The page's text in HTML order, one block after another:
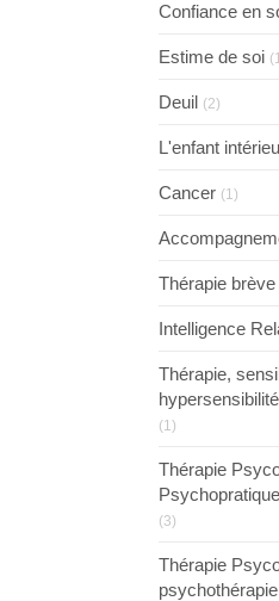
Confiance en
Estime de soi
Deuil (2)
L'enfant
Cancer (1)
Thérapie brève
Intelligence
Thérapie,
hypersensibilité
(1)
Thérapie
Psychopratique
(3)
Thérapie